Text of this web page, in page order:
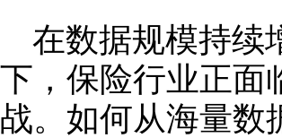
在数据规模持续
下，保险行业正面
战。如何从海量数